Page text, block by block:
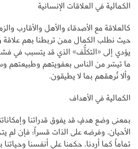
الكمالية في العلاقات الإنسانية
كالعلاقة مع الأصدقاء والأهل والأقارب
حيث نطلب الكمال ممن تربطنا بهم علاقة
يؤدي إلى «التكلُّف» الذي قد يتسبب في
ما تيسّر من الناس بعفويتهم وطبيعتهم
وألا نُرهقهم بما لا يطيقون.
الكمالية في الأهداف
بمعنى وضع هدفٍ قد يفوق قدراتنا
الأحيان، وفرضه على الذات قسراً؛ فإن لم
تماماً كما أردنا، حكمنا على أنفسنا